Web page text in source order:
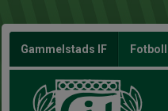
Gammelstads IF Fotboll